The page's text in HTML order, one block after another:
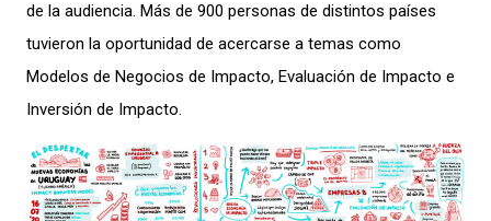
de la audiencia. Más de 900 personas de distintos países
tuvieron la oportunidad de acercarse a temas como
Modelos de Negocios de Impacto, Evaluación de Impacto e
Inversión de Impacto.